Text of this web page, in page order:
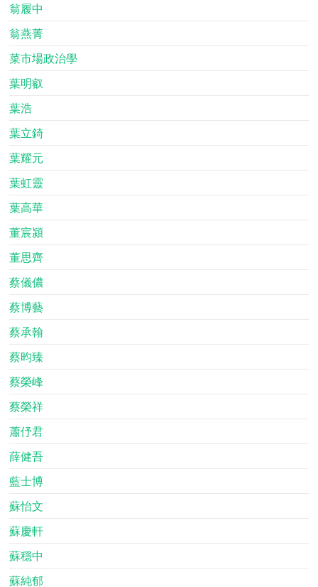
翁履中
翁燕菁
菜市場政治學
葉明叡
葉浩
葉立錡
葉耀元
葉虹靈
葉高華
董宸潁
董思齊
蔡儀儂
蔡博藝
蔡承翰
蔡昀臻
蔡榮峰
蔡榮祥
蕭伃君
薛健吾
藍士博
蘇怡文
蘇慶軒
蘇穩中
蘇純郁